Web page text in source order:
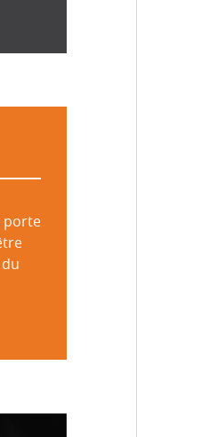
porte